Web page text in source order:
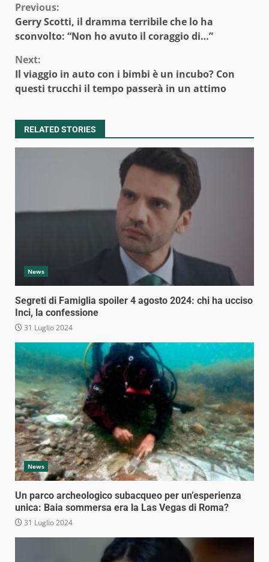
Continue
Reading
Previous:
Gerry Scotti, il dramma terribile che lo ha
sconvolto: “Non ho avuto il coraggio di…”
Next:
Il viaggio in auto con i bimbi è un incubo? Con
questi trucchi il tempo passerà in un attimo
RELATED STORIES
News
Segreti di Famiglia spoiler 4 agosto 2024: chi ha ucciso
Inci, la confessione
31 Luglio 2024
News
Un parco archeologico subacqueo per un’esperienza
unica: Baia sommersa era la Las Vegas di Roma?
31 Luglio 2024